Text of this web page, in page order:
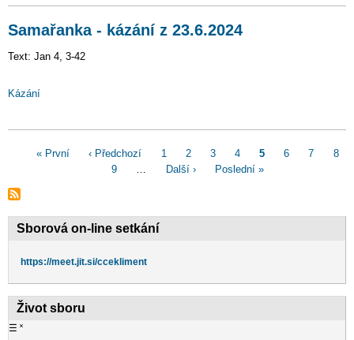
Samařanka - kázání z 23.6.2024
Text: Jan 4, 3-42
Kázání
Pagination
First
« První
Předchozí
stránka
‹ Předchozí Page
1 Page
2 Page
3 Page
4
Aktuální
stránka
5 Page
6 Page
7
8
Page
9
Následující
Další ›
Poslední
Poslední »
Sborová on-line setkání
https://meet.jit.si/ccekliment
Život sboru
☰ ˟